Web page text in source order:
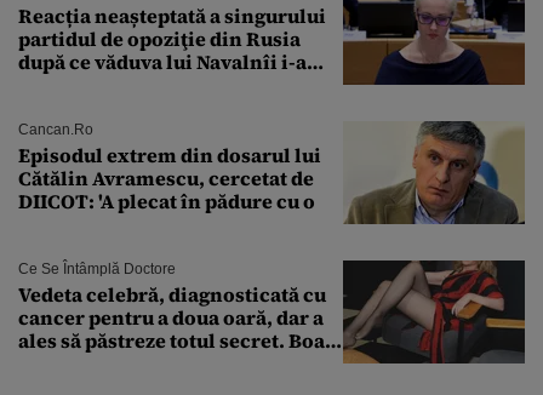
Reacția neașteptată a singurului
partidul de opoziţie din Rusia
după ce văduva lui Navalnîi i-a
Cancan.ro
Episodul extrem din dosarul lui
Cătălin Avramescu, cercetat de
DIICOT: 'A plecat în pădure cu o
Ce Se Întâmplă Doctore
Vedeta celebră, diagnosticată cu
cancer pentru a doua oară, dar a
ales să păstreze totul secret. Boala